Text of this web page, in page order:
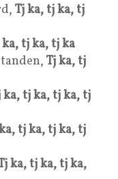
Tj ka, tj ka, tj
tj ka, tj ka
Tj ka, tj
ka, tj ka, tj ka, tj
tj ka, tj ka, tj
ka, tj ka, tj ka,